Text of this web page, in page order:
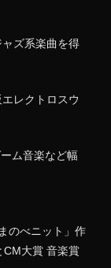
ズ系楽曲を得
レクトロスウ
ム音楽など幅
のべニット」作
CM大賞 音楽賞